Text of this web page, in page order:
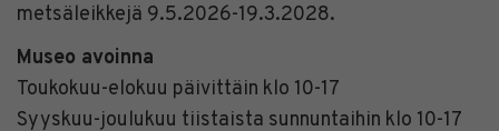
metsäleikkejä 9.5.2026-19.3.2028.
Museo avoinna
Toukokuu-elokuu päivittäin klo 10-17
Syyskuu-joulukuu tiistaista sunnuntaihin klo 10-17